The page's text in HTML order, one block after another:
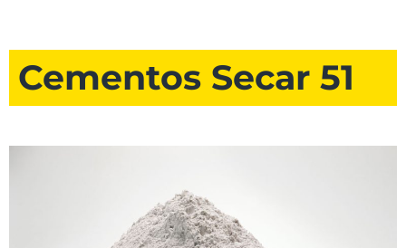
Cementos Secar 51